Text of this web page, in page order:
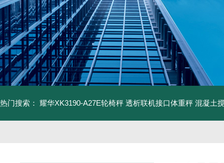
热门搜索： 耀华XK3190-A27E轮椅秤 透析联机接口体重秤 混凝土